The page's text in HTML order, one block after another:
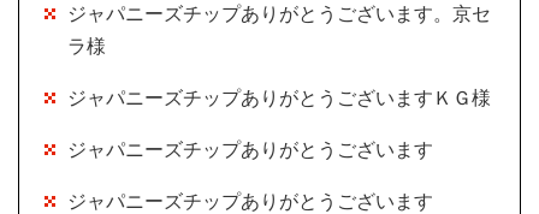
ジャパニーズチップありがとうございます。京セ
ラ様
ジャパニーズチップありがとうございますＫＧ様
ジャパニーズチップありがとうございます
ジャパニーズチップありがとうございます